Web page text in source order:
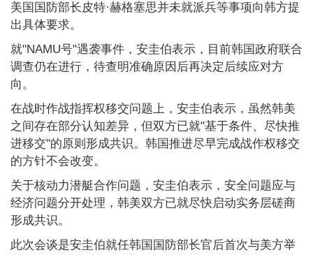
美国国防部长皮特·赫格塞思并未就派兵等事项向韩方提
出具体要求。
就"NAMU号"遇袭事件，安圭伯表示，目前韩国政府联合
调查仍在进行，待查明准确原因后再决定后续应对方
向。
在战时作战指挥权移交问题上，安圭伯表示，虽然韩美
之间存在部分认知差异，但双方已就"基于条件、尽快推
进移交"的原则形成共识。韩国推进尽早完成战作权移交
的方针不会改变。
关于核动力潜艇合作问题，安圭伯表示，安全问题应与
经济问题分开处理，韩美双方已就尽快启动实务层磋商
形成共识。
此次会谈是安圭伯就任韩国国防部长官后首次与美方举